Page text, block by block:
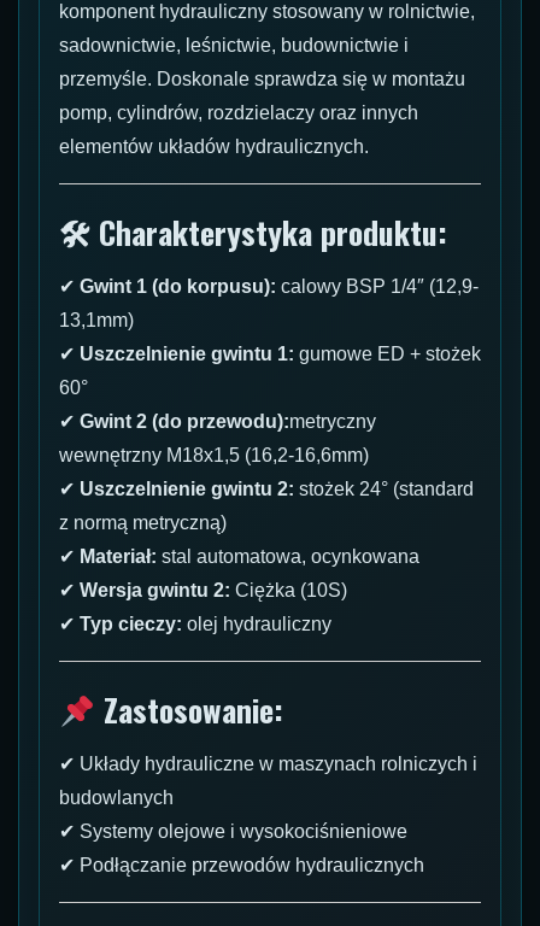
komponent hydrauliczny stosowany w rolnictwie,
sadownictwie, leśnictwie, budownictwie i
przemyśle. Doskonale sprawdza się w montażu
pomp, cylindrów, rozdzielaczy oraz innych
elementów układów hydraulicznych.
🛠 Charakterystyka produktu:
✔ Gwint 1 (do korpusu): calowy BSP 1/4″ (12,9-
13,1mm)
✔ Uszczelnienie gwintu 1: gumowe ED + stożek
60°
✔ Gwint 2 (do przewodu):metryczny
wewnętrzny M18x1,5 (16,2-16,6mm)
✔ Uszczelnienie gwintu 2: stożek 24° (standard
z normą metryczną)
✔ Materiał: stal automatowa, ocynkowana
✔ Wersja gwintu 2: Ciężka (10S)
✔ Typ cieczy: olej hydrauliczny
Zastosowanie:
✔ Układy hydrauliczne w maszynach rolniczych i
budowlanych
✔ Systemy olejowe i wysokociśnieniowe
✔ Podłączanie przewodów hydraulicznych